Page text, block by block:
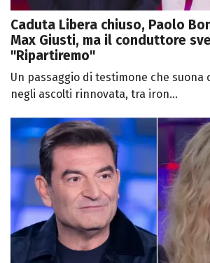
Caduta Libera chiuso, Paolo
Max Giusti, ma il conduttore
"Ripartiremo"
Un passaggio di testimone che suona
negli ascolti rinnovata, tra iron...